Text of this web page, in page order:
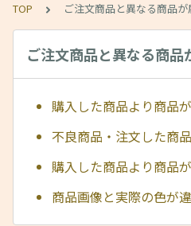
TOP ご注文商品と異なる商品
ご注文商品と異なる商品
購入した商品より商品
不良商品・注文した商
購入した商品より商品
商品画像と実際の色が違